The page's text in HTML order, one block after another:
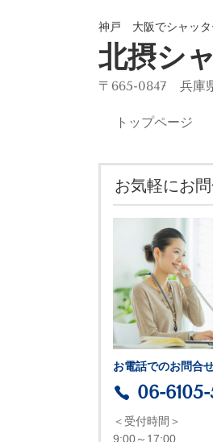
神戸 大阪でシャッタ
北摂シ
〒665-0847 兵庫
トップページ
お気軽にお
お電話でのお問合
06-
＜受付時間＞
9:00～17:00